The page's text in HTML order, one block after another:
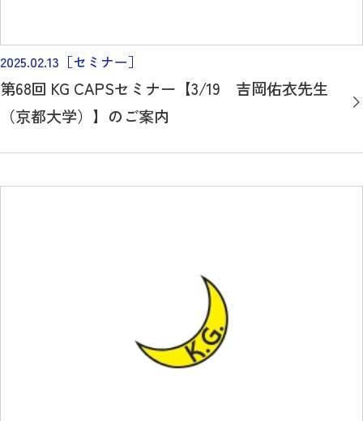
2025.02.13 ［セミナー］
第68回 KG CAPSセミナー【3/19 吉岡佑衣先生
（京都大学）】のご案内